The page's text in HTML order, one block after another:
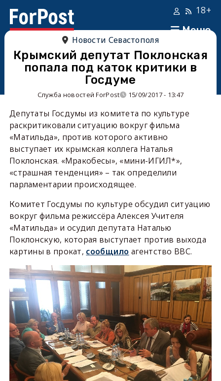
Меню
18+
Новости Севастополя
Крымский депутат Поклонская
попала под каток критики в
Госдуме
Служба новостей ForPost 15/09/2017 - 13:47
Депутаты Госдумы из комитета по культуре
раскритиковали ситуацию вокруг фильма
«Матильда», против которого активно
выступает их крымская коллега Наталья
Поклонская. «Мракобесы», «мини-ИГИЛ*»,
«страшная тенденция» – так определили
парламентарии происходящее.
Комитет Госдумы по культуре обсудил ситуацию
вокруг фильма режиссёра Алексея Учителя
«Матильда» и осудил депутата Наталью
Поклонскую, которая выступает против выхода
картины в прокат, сообщило агентство ВВС.